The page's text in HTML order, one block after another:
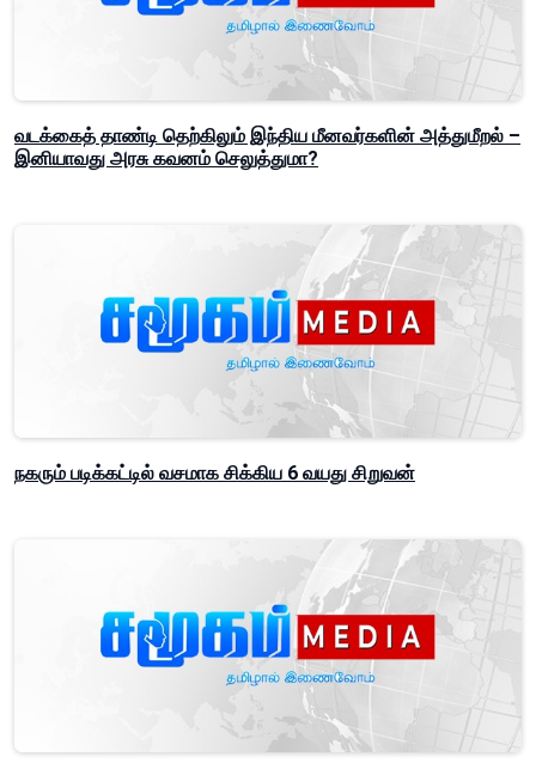
வடக்கைத் தாண்டி தெற்கிலும் இந்திய மீனவர்களின் அத்துமீறல் –
இனியாவது அரசு கவனம் செலுத்துமா?
நகரும் படிக்கட்டில் வசமாக சிக்கிய 6 வயது சிறுவன்